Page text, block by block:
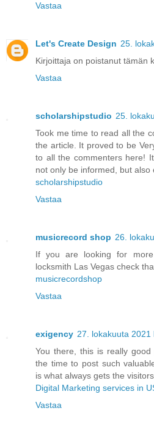
Vastaa
Let's Create Design 25.
Kirjoittaja on poistanut tämän
Vastaa
scholarshipstudio 25.
Took me time to read all the
the article. It proved to be
to all the commenters here!
not only be informed, but also
scholarshipstudio
Vastaa
musicrecord shop 26.
If you are looking for
locksmith Las Vegas check
musicrecordshop
Vastaa
exigency 27. lokakuuta 2021
You there, this is really
the time to post such
is what always gets the
Digital Marketing services in
Vastaa